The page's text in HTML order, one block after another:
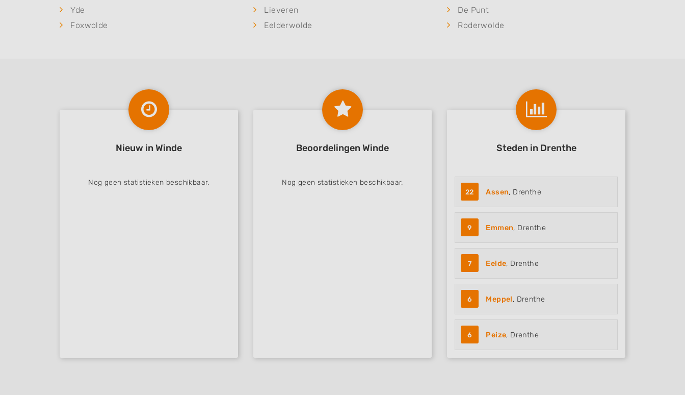
Yde
Lieveren
De Punt
Foxwolde
Eelderwolde Roderwolde
Nieuw in Winde
Nog geen statistieken beschikbaar.
Beoordelingen Winde
Nog geen statistieken beschikbaar.
Steden in Drenthe
22 Assen, Drenthe
9 Emmen, Drenthe
7 Eelde, Drenthe
6 Meppel, Drenthe
6 Peize, Drenthe